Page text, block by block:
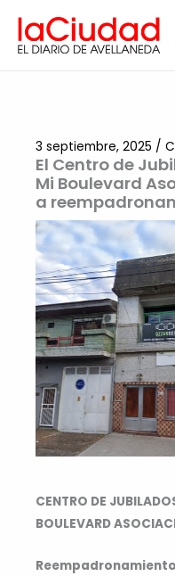
contenido
El Centro de
Mi Boulevard
a
3 septiembre, 2025 /
CENTRO DE
BOULEVARD